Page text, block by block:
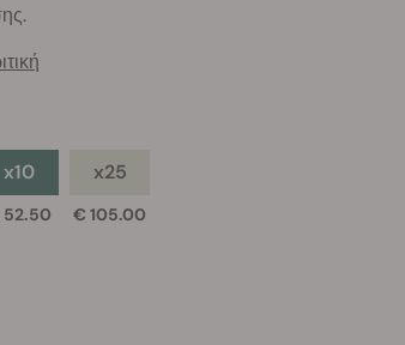
x10 x25
€ 105.00